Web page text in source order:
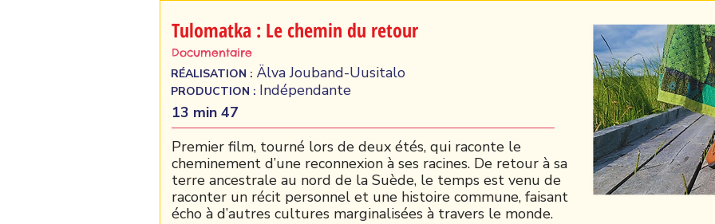
Tulomatka : Le chemin du retour
Documentaire
RÉALISATION : Älva Jouband-Uusitalo
PRODUCTION : Indépendante
13 min 47
Premier film, tourné lors de deux étés, qui raconte le
cheminement d’une reconnexion à ses racines. De retour à sa
terre ancestrale au nord de la Suède, le temps est venu de
raconter un récit personnel et une histoire commune, faisant
écho à d’autres cultures marginalisées à travers le monde.